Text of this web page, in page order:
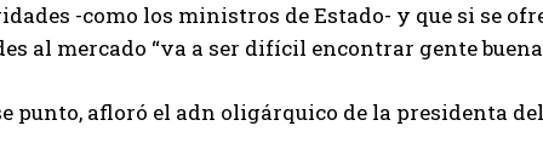
-como los ministros de Estado- y que si se
al mercado “va a ser difícil encontrar gente
punto, afloró el adn oligárquico de la presidenta